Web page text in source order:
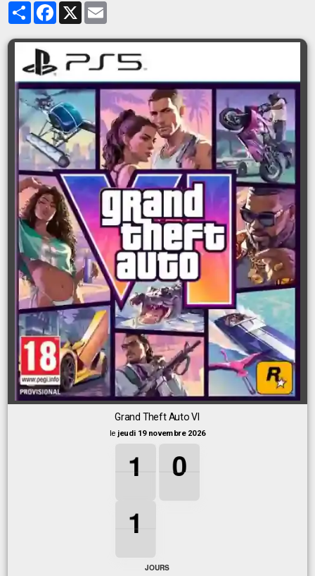
PartagerFacebook
X
Grand Theft Auto VI
le jeudi 19 novembre 2026
1
1
1
1 0
0
0
0
1
1
1
1
JOURS